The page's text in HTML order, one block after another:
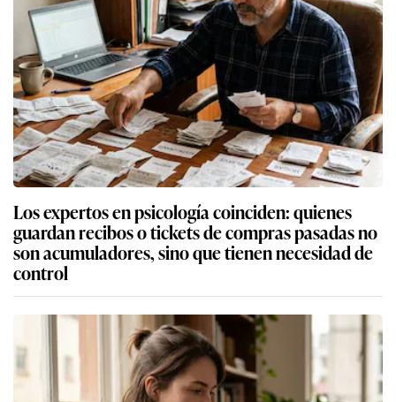
Los expertos en psicología coinciden: quienes
guardan recibos o tickets de compras pasadas no
son acumuladores, sino que tienen necesidad de
control